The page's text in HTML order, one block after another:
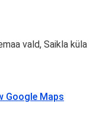
vald, Saikla küla
Google Maps